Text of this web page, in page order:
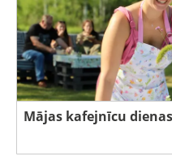
Mājas kafejnīcu